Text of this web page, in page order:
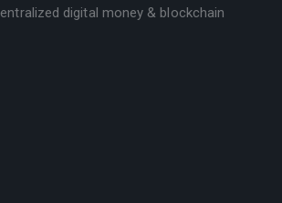
digital money & blockchain